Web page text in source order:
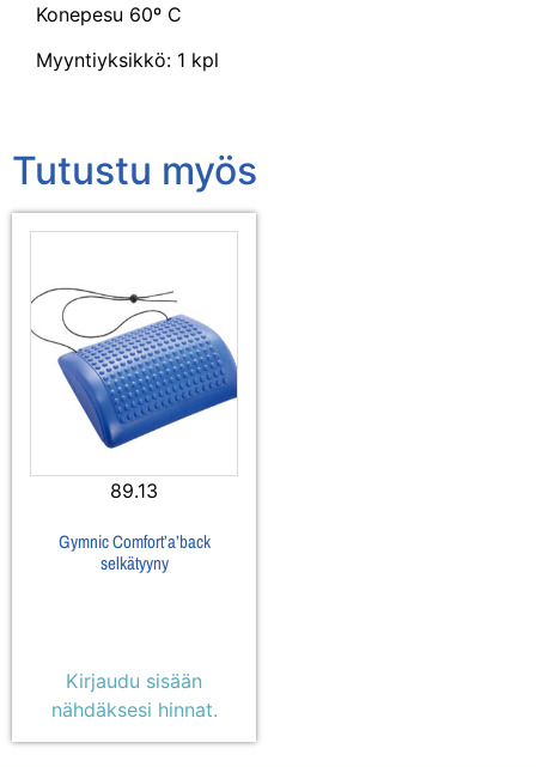
Konepesu 60º C
Myyntiyksikkö: 1 kpl
Tutustu myös
89.13
Gymnic Comfort’a’back
selkätyyny
Kirjaudu sisään
nähdäksesi hinnat.